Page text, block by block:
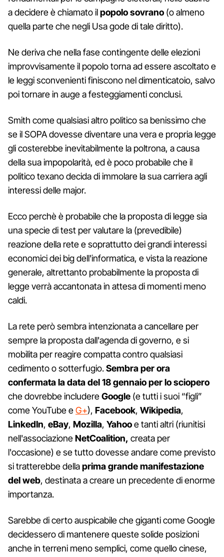
a decidere è chiamato ilpopolo sovrano (o almeno
quella parte che negli Usa gode di tale diritto).
Ne deriva che nella fase contingente delle elezioni
improvvisamente il popolo torna ad essere ascoltato e
le leggi sconvenienti finiscono nel dimenticatoio, salvo
poi tornare in auge a festeggiamenti conclusi.
Smith come qualsiasi altro politico sa benissimo che
se il SOPA dovesse diventare una vera e propria legge
gli costerebbe inevitabilmente la poltrona, a causa
della sua impopolarità, ed è poco probabile che il
politico texano decida di immolare la sua carriera agli
interessi delle major.
Ecco perchè è probabile che la proposta di legge sia
una specie di test per valutare la (prevedibile)
reazione della rete e soprattutto dei grandi interessi
economici dei big dell'informatica, e vista la reazione
generale, altrettanto probabilmente la proposta di
legge verrà accantonata in attesa di momenti meno
caldi.
La rete però sembra intenzionata a cancellare per
sempre la proposta dall'agenda di governo, e si
mobilita per reagire compatta contro qualsiasi
cedimento o sotterfugio.Sembra per ora
confermata la data del 18 gennaio per lo sciopero
che dovrebbe includereGoogle (e tutti i suoi “figli”
come YouTube eG+), Facebook, Wikipedia,
LinkedIn, eBay, Mozilla, Yahooe tanti altri (riunitisi
nell'associazioneNetCoalition, creata per
l'occasione) e se tutto dovesse andare come previsto
si tratterebbe dellaprima grande manifestazione
del web, destinata a creare un precedente di enorme
importanza.
Sarebbe di certo auspicabile che giganti come Google
decidessero di mantenere queste solide posizioni
anche in terreni meno semplici, come quello cinese,